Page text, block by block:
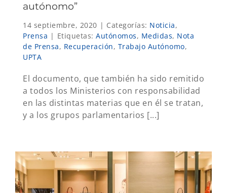
autónomo”
14 septiembre, 2020 | Categorías: Noticia,
Prensa | Etiquetas: Autónomos, Medidas, Nota
de Prensa, Recuperación, Trabajo Autónomo,
UPTA
El documento, que también ha sido remitido
a todos los Ministerios con responsabilidad
en las distintas materias que en él se tratan,
y a los grupos parlamentarios [...]